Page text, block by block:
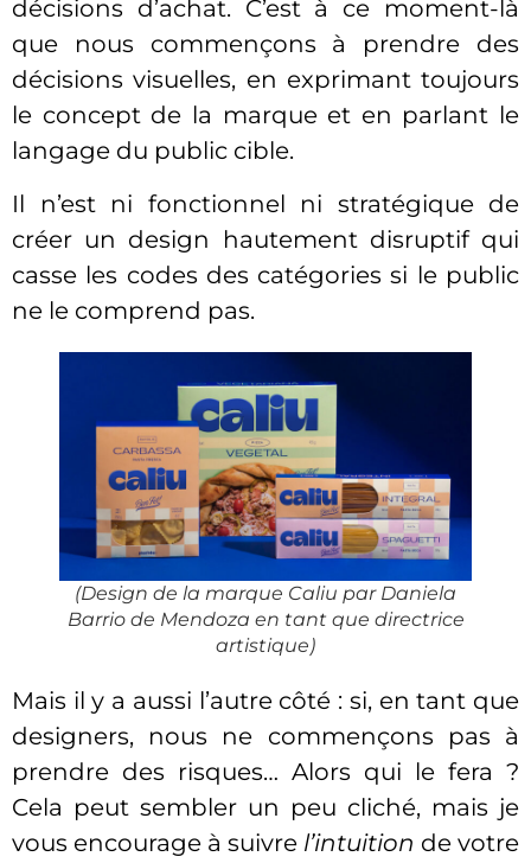
décisions d’achat. C’est à ce moment-là
que nous commençons à prendre des
décisions visuelles, en exprimant toujours
le concept de la marque et en parlant le
langage du public cible.
Il n’est ni fonctionnel ni stratégique de
créer un design hautement disruptif qui
casse les codes des catégories si le public
ne le comprend pas.
(Design de la marque Caliu par Daniela
Barrio de Mendoza en tant que directrice
artistique)
Mais il y a aussi l’autre côté : si, en tant que
designers, nous ne commençons pas à
prendre des risques… Alors qui le fera ?
Cela peut sembler un peu cliché, mais je
vous encourage à suivre l’intuition de votre